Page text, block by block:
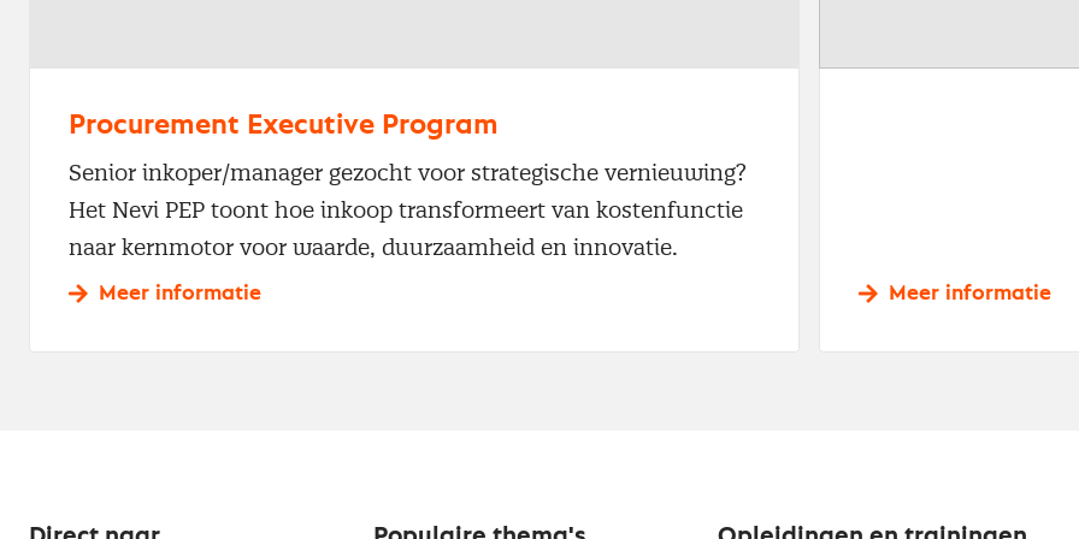
Procurement Executive Program
Senior inkoper/manager gezocht voor strategische vernieuwing?
Het Nevi PEP toont hoe inkoop transformeert van kostenfunctie
naar kernmotor voor waarde, duurzaamheid en innovatie.
Meer informatie Meer informatie